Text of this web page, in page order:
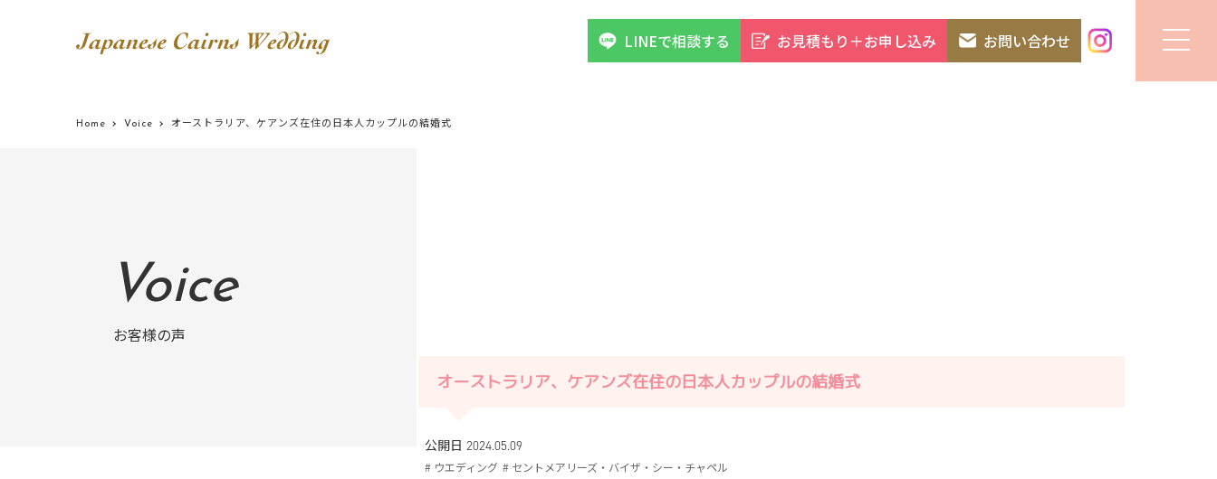
LINEで相談する お見積もり＋お申し込み お問い合わせ
Home Voice オーストラリア、ケアンズ在住の日本人カップルの結婚式
Voice
お客様の声
オーストラリア、ケアンズ在住の日本人カップルの結婚式
公開日 2024.05.09
# ウエディング # セントメアリーズ・バイザ・シー・チャペル